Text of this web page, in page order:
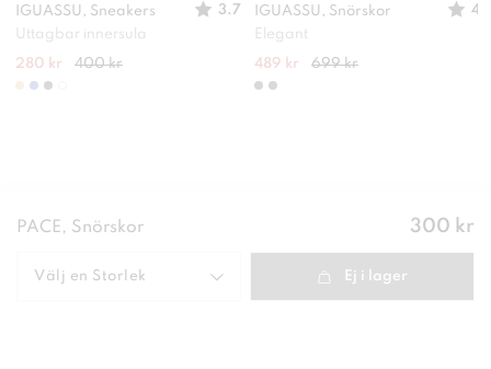
IGUASSU, Sneakers
3.7
Uttagbar innersula
280 kr 400 kr
IGUASSU, Snörskor
4
Elegant
489 kr 699 kr
PACE, Snörskor Pris:
300 kr
Välj en Storlek Ej i lager